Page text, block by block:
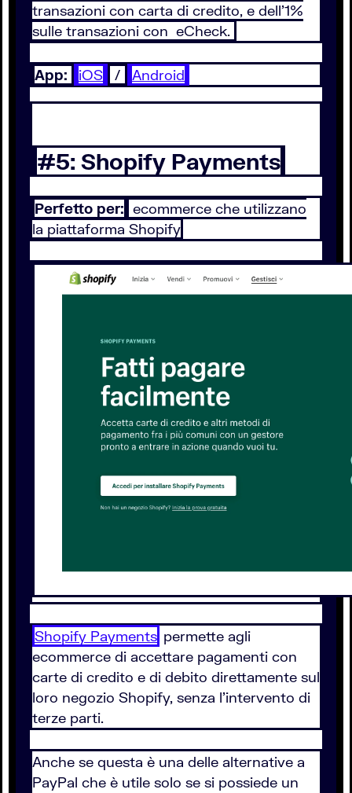
transazioni con carta di credito, e dell’1%
sulle transazioni con eCheck.
App: iOS / Android
#5: Shopify Payments
Perfetto per: ecommerce che utilizzano
la piattaforma Shopify
Shopify Payments permette agli
ecommerce di accettare pagamenti con
carte di credito e di debito direttamente sul
loro negozio Shopify, senza l’intervento di
terze parti.
Anche se questa è una delle alternative a
PayPal che è utile solo se si possiede un